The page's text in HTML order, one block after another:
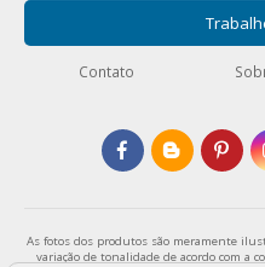
Contato
As fotos dos produtos são meramente
variação de tonalidade de acordo com a